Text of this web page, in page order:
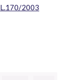
L.170/2003